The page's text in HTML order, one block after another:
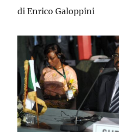
di Enrico Galoppini